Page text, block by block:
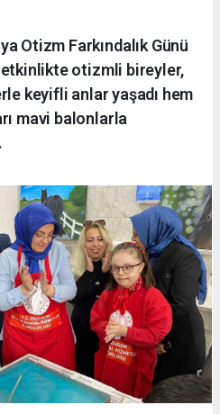
Otizm Farkındalık Günü
etkinlikte otizmli bireyler,
keyifli anlar yaşadı hem
mavi balonlarla